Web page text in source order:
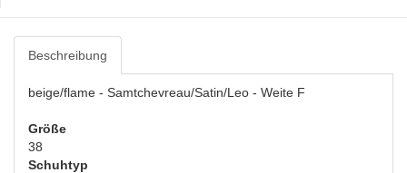
Beschreibung
beige/flame - Samtchevreau/Satin/Leo - Weite F
Größe
38
Schuhtyp